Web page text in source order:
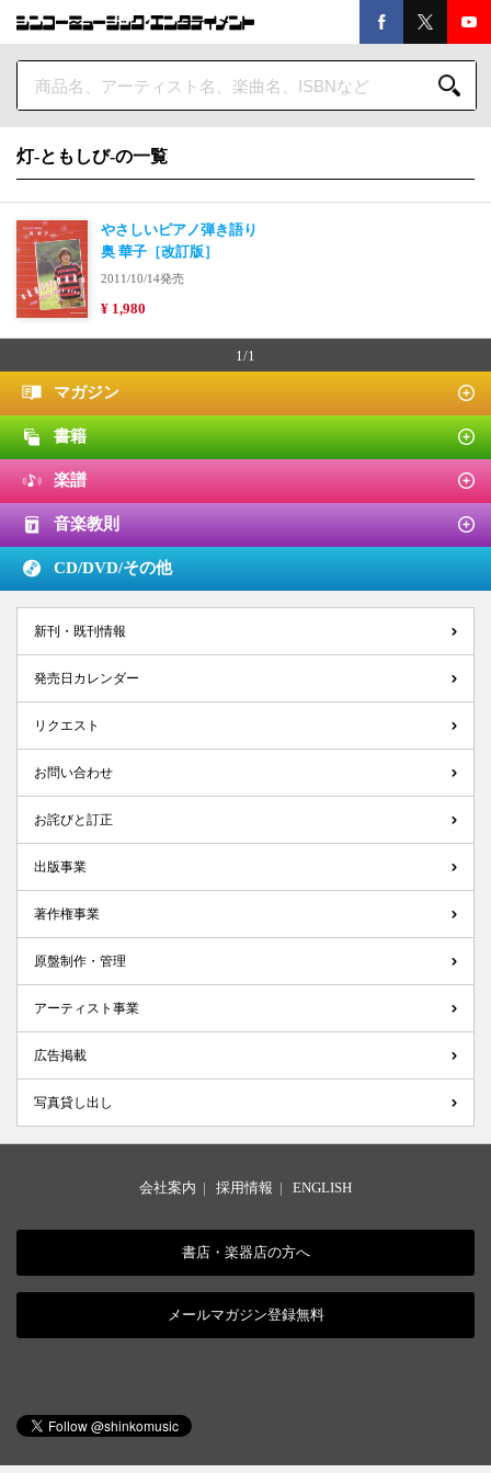
灯-ともしび-の一覧
やさしいピアノ弾き語り
奥 華子［改訂版］
2011/10/14発売
¥ 1,980
1/1
マガジン
書籍
楽譜
音楽教則
CD/DVD/その他
新刊・既刊情報
発売日カレンダー
リクエスト
お問い合わせ
お詫びと訂正
出版事業
著作権事業
原盤制作・管理
アーティスト事業
広告掲載
写真貸し出し
会社案内 | 採用情報 | ENGLISH
書店・楽器店の方へ
メールマガジン登録無料